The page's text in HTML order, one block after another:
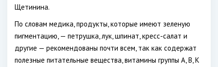
Щетинина.
По словам медика, продукты, которые имеют зеленую
пигментацию, — петрушка, лук, шпинат, кресс-салат и
другие — рекомендованы почти всем, так как содержат
полезные питательные вещества, витамины группы А, В, К